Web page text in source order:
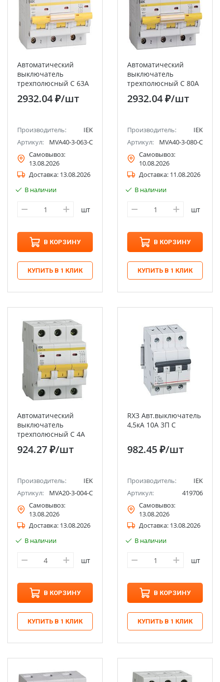
Автоматический
выключатель
трехполюсный C 63А
10кА ВА47-100 IEK
2932.04 ₽/шт
Производитель:
IEK
Артикул:
MVA40-3-063-C
Самовывоз:
13.08.2026
Доставка: 13.08.2026
В наличии
шт
В КОРЗИНУ
КУПИТЬ В 1 КЛИК
Автоматический
выключатель
трехполюсный C 80А
10кА ВА47-100 IEK
2932.04 ₽/шт
Производитель:
IEK
Артикул:
MVA40-3-080-C
Самовывоз:
10.08.2026
Доставка: 11.08.2026
В наличии
шт
В КОРЗИНУ
КУПИТЬ В 1 КЛИК
Автоматический
выключатель
трехполюсный C 4А
4.5кА ВА47-29 IEK
924.27 ₽/шт
Производитель:
IEK
Артикул:
MVA20-3-004-C
Самовывоз:
13.08.2026
Доставка: 13.08.2026
В наличии
шт
В КОРЗИНУ
КУПИТЬ В 1 КЛИК
RX3 Авт.выключатель
4,5кА 10А 3П C
982.45 ₽/шт
Производитель:
IEK
Артикул:
419706
Самовывоз:
13.08.2026
Доставка: 13.08.2026
В наличии
шт
В КОРЗИНУ
КУПИТЬ В 1 КЛИК